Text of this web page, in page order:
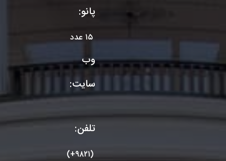
پانو:
۱۵ عدد
وب
سایت:
تلفن:
(+۹۸۲۱)